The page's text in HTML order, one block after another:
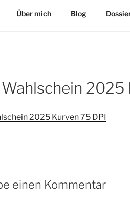
Über mich Blog
2025
2025 Kurven 75 DPI
einen Kommentar